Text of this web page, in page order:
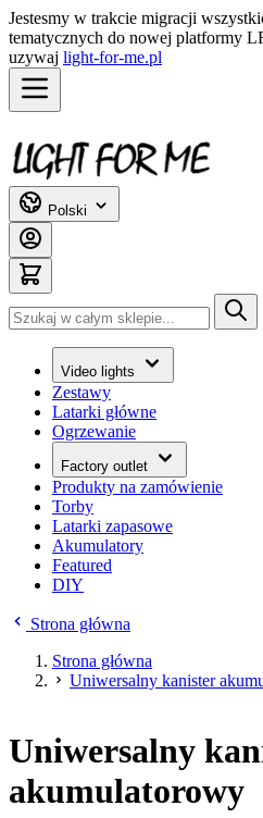
Jestesmy w trakcie migracji
tematycznych do nowej platformy
uzywaj light-for-me.pl
Przejdź do treści
Polski
Szukaj
Video lights
Zestawy
Latarki główne
Ogrzewanie
Factory outlet
Produkty na zamówienie
Torby
Latarki zapasowe
Akumulatory
Featured
DIY
Strona główna
Strona główna
Uniwersalny kanister
Uniwersalny
akumulatorowy